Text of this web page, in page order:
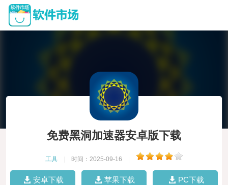
免费黑洞加速器安卓版下载
工具 时间：2025-09-16
安卓下载 苹果下载 PC下载